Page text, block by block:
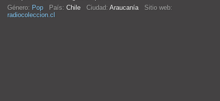
Género: Pop País: Chile Ciudad: Araucanía Sitio web:
radiocoleccion.cl